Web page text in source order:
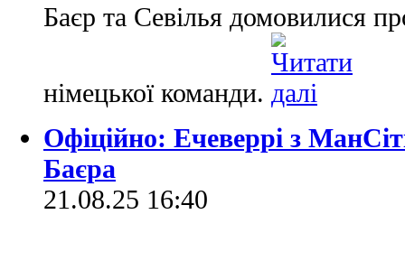
Баєр та Севілья домовилися
німецької команди.
Офіційно: Ечеверрі з
Баєра
21.08.25 16:40